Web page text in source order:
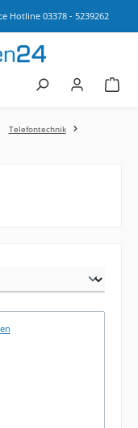
Hotline 03378 - 5239262
Telefontechnik